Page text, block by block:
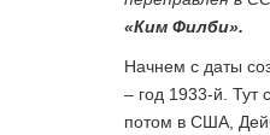
«Ким Филби».
Начнем с даты
– год 1933-й. Тут
потом в США,